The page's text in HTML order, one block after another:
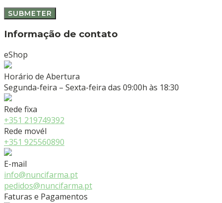
Informação de contato
eShop
Horário de Abertura
Segunda-feira – Sexta-feira das 09:00h às 18:30
Rede fixa
+351 219749392
Rede movél
+351 925560890
E-mail
info@nuncifarma.pt
pedidos@nuncifarma.pt
Faturas e Pagamentos